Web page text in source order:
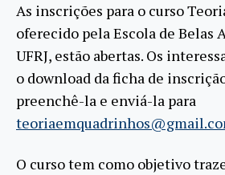
As inscrições para o curso
oferecido pela Escola de Belas
UFRJ, estão abertas. Os
o download da ficha de
preenchê-la e enviá-la para
O curso tem como objetivo